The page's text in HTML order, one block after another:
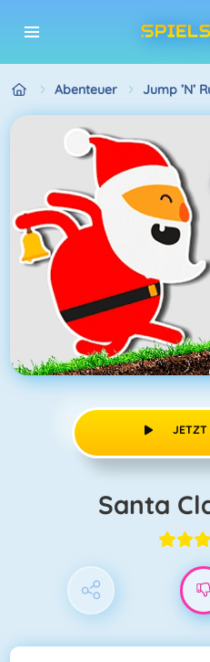
Abenteuer Jump ’n’
JETZT
Santa